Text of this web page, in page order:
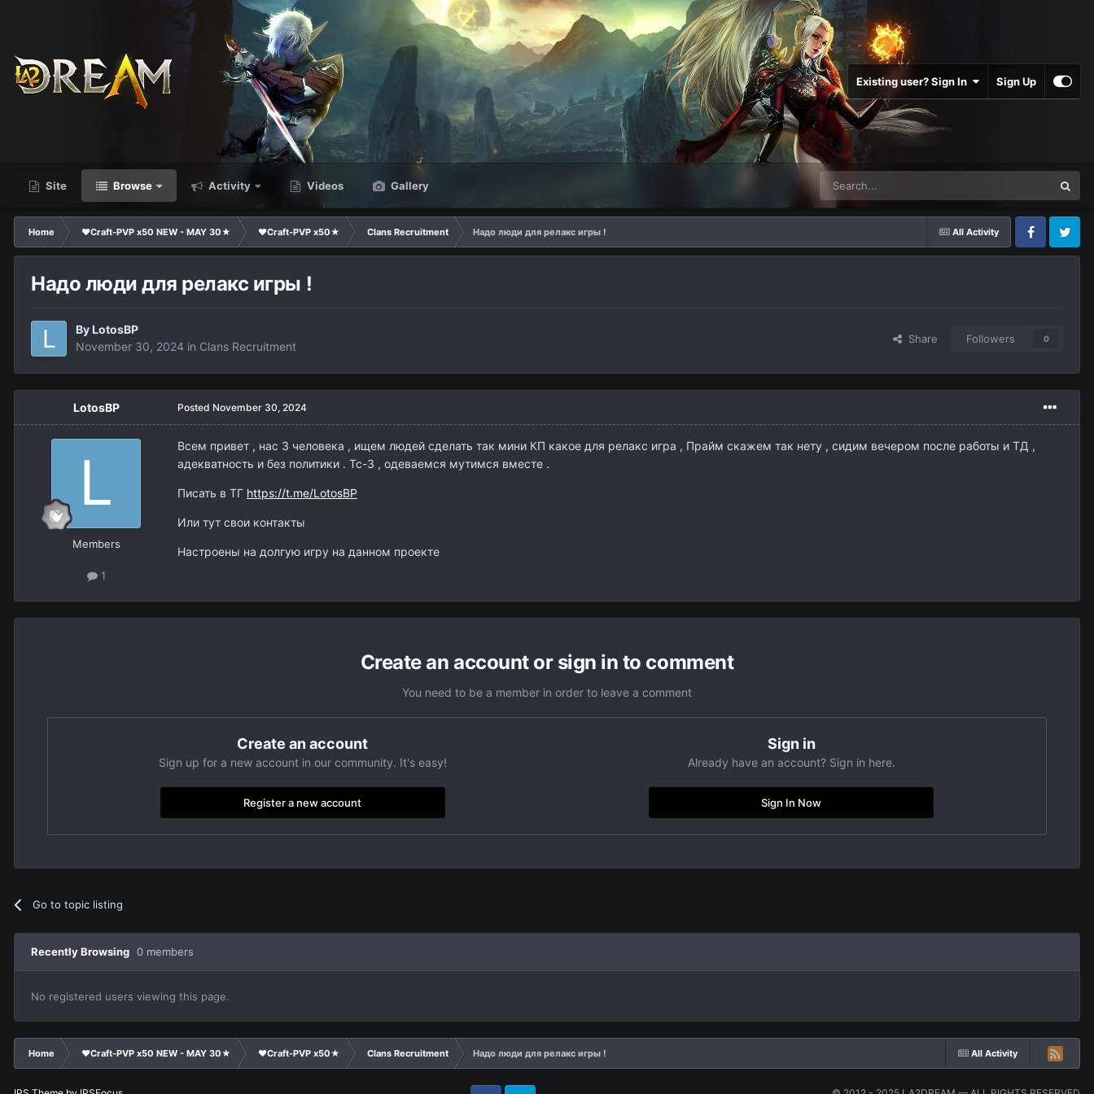
Existing user? Sign In Sign Up
Site Browse Activity Videos Gallery
All Activity
Home ❤Craft-PVP x50 NEW - MAY 30★ ❤Craft-PVP x50★ Clans Recruitment
Надо люди для релакс игры !
FacebookTwitter
Надо люди для релакс игры !
By LotosBP
November 30, 2024 in Clans Recruitment
Share Followers 0
LotosBP
Members
1
Posted November 30, 2024
Всем привет , нас 3 человека , ищем людей сделать так мини КП какое для релакс игра , Прайм скажем так нету , сидим вечером после работы и ТД ,
адекватность и без политики . Тс-3 , одеваемся мутимся вместе .
Писать в ТГ https://t.me/LotosBP
Или тут свои контакты
Настроены на долгую игру на данном проекте
Create an account or sign in to comment
You need to be a member in order to leave a comment
Create an account
Sign up for a new account in our community. It's easy!
Register a new account
Sign in
Already have an account? Sign in here.
Sign In Now
Go to topic listing
Recently Browsing 0 members
No registered users viewing this page.
All Activity
Home ❤Craft-PVP x50 NEW - MAY 30★ ❤Craft-PVP x50★ Clans Recruitment Надо люди для релакс игры !